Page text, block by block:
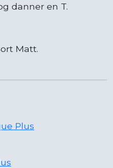
danner en T.
Matt.
Plus